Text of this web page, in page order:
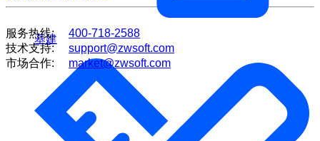
基建
服务热线:
400-718-2588
技术支持:
support@zwsoft.com
市场合作:
market@zwsoft.com